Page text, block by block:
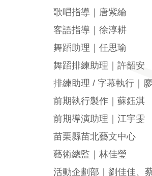
歌唱指導｜唐紫綸
客語指導｜徐淳耕
舞蹈助理｜任思瑜
舞蹈排練助理｜許韶安
排練助理 / 字幕執行｜
前期執行製作｜蘇鈺淇
前期導演助理｜江宇雯
苗栗縣苗北藝文中心
藝術總監｜林佳瑩
活動企劃部｜劉佳佳、